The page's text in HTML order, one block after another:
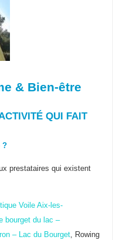
& Bien-être
QUI FAIT
?
prestataires qui existent
Voile Aix-les-
bourget du lac –
– Lac du Bourget, Rowing